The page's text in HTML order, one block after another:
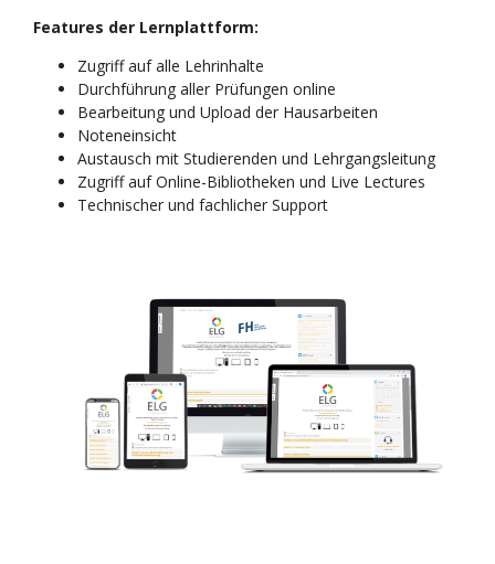
Features der Lernplattform:
Zugriff auf alle Lehrinhalte
Durchführung aller Prüfungen online
Bearbeitung und Upload der Hausarbeiten
Noteneinsicht
Austausch mit Studierenden und Lehrgangsleitung
Zugriff auf Online-Bibliotheken und Live Lectures
Technischer und fachlicher Support